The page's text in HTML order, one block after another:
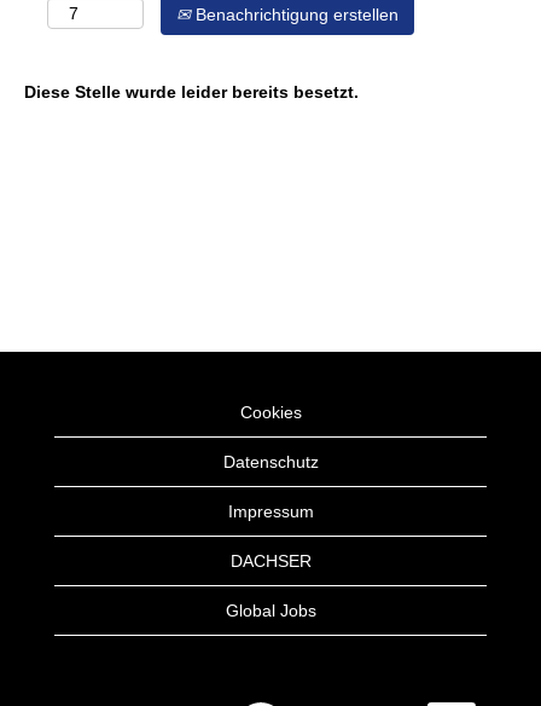
Benachrichtigung erstellen
Diese Stelle wurde leider bereits besetzt.
Cookies
Datenschutz
Impressum
DACHSER
Global Jobs